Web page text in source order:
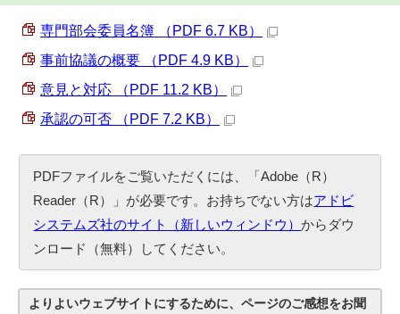
専門部会委員名簿 （PDF 6.7 KB）
事前協議の概要 （PDF 4.9 KB）
意見と対応 （PDF 11.2 KB）
承認の可否 （PDF 7.2 KB）
PDFファイルをご覧いただくには、「Adobe（R）
Reader（R）」が必要です。お持ちでない方はアドビ
システムズ社のサイト（新しいウィンドウ）からダウ
ンロード（無料）してください。
よりよいウェブサイトにするために、ページのご感想をお聞